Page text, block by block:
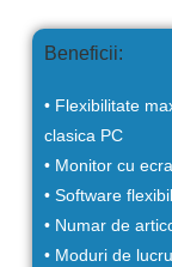
Beneficii:
• Flexibilitate
clasica PC
• Monitor cu
• Software
• Numar de
• Moduri de